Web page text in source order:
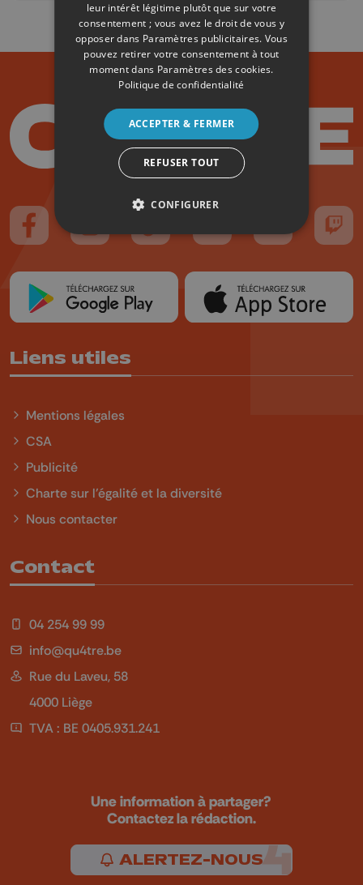
Suivez-nous sur FaceBook
Suivez-nous sur Instagram
Suivez-nous sur TikTok
Suivez-nous sur YouTube
Suivez-nous
Liens utiles
Mentions légales
CSA
Publicité
Charte sur l'égalité et la diversité
Nous contacter
Contact
04 254 99 99
info@qu4tre.be
Rue du Laveu, 58
4000 Liège
TVA : BE 0405.931.241
Une information à partager?
Contactez la rédaction.
ALERTEZ-NOUS
leur intérêt légitime plutôt que sur votre
consentement ; vous avez le droit de vous y
opposer dans Paramètres publicitaires. Vous
pouvez retirer votre consentement à tout
moment dans Paramètres des cookies.
Politique de confidentialité
ACCEPTER & FERMER
REFUSER TOUT
CONFIGURER